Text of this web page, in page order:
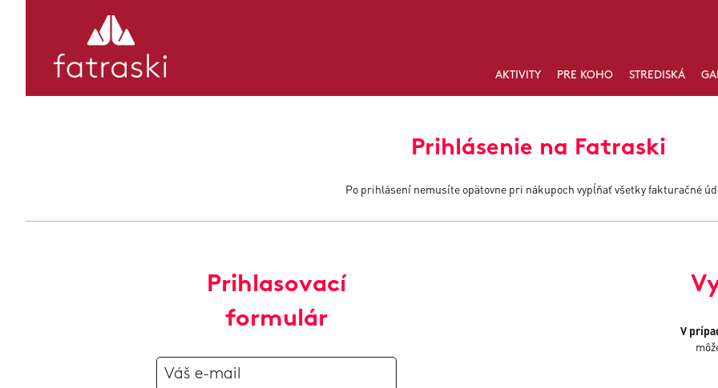
AKTIVITY PRE KOHO STREDISKÁ
Prihlásenie na Fatraski
Po prihlásení nemusíte opätovne pri nákupoch vypĺňať všetky fakturačné
Prihlasovací
formulár
V